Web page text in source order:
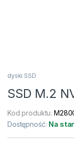
dyski SSD
SSD M.2
Kod produktu:
Dostępność: Na